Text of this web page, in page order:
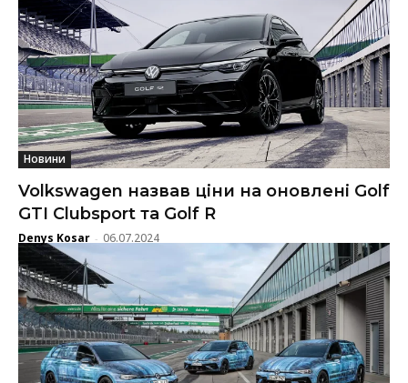
Новини
Volkswagen назвав ціни на оновлені Golf
GTI Clubsport та Golf R
Denys Kosar - 06.07.2024